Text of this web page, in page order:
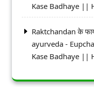
Kase Badhaye ||
Raktchandan के
ayurveda -
Kase Badhaye ||